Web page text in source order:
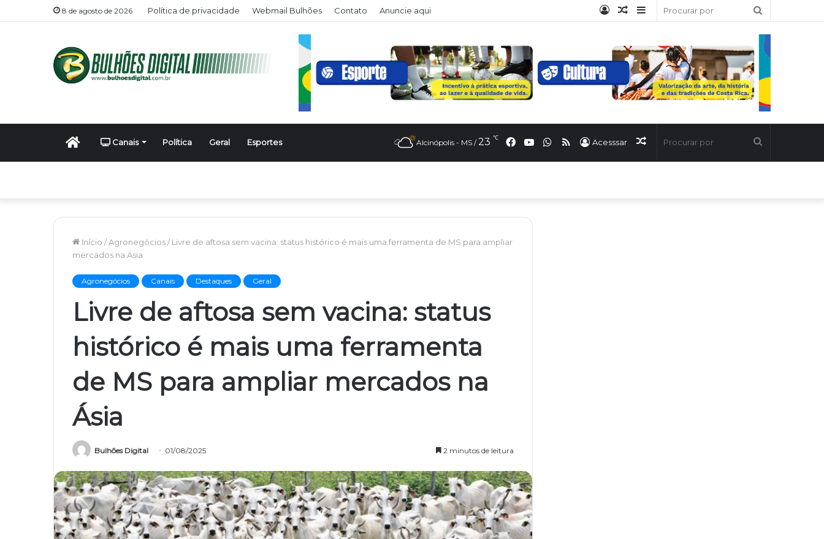
8 de agosto de 2026 Política de privacidade Webmail Bulhões Contato Anuncie aqui
por
Barra
Artigo
Entrar
Início Canais Política Geral Esportes Artigo
Acesssar
RSS
WhatsApp
YouTube
Facebook
Alcinópolis - MS / 23 ℃
Início /Agronegócios/ Livre de aftosa sem vacina: status histórico é mais uma ferramenta de MS para ampliar
mercados na Ásia
Agronegócios Canais Destaques Geral
Livre de aftosa sem vacina: status
histórico é mais uma ferramenta
de MS para ampliar mercados na
Ásia
Bulhões Digital 01/08/2025 2 minutos de leitura